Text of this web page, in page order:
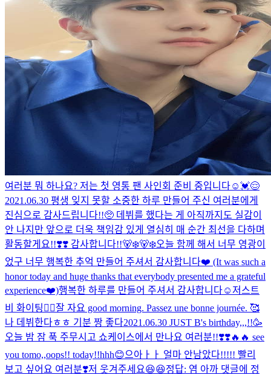
여러분 뭐 하나요? 저는 첫 영통 팬 사인회 준비 중입니다☺️💓😌
2021.06.30 평생 잊지 못할 소중한 하루 만들어 주신 여러분에게
진심으로 감사드립니다!!🥺 데뷔를 했다는 게 아직까지도 실감이
안 나지만 앞으로 더욱 책임감 있게 열심히 매 순간 최선을 다하며
활동할게요!!❣️❣️️ 감사합니다!!🐻‍❄️🐻‍❄️오늘 함께 해서 너무 영광이
었구 너무 행복한 추억 만들어 주셔서 감사합니다❤️ (It was such a
honor today and huge thanks that everybody presented me a grateful
experience❤️)행복한 하루를 만들어 주셔서 감사합니다☺️저스트
비 화이팅❤️‍🔥잘 자요 good morning. Passez une bonne journée. 🥰
나 데뷔한다ㅎㅎ 기분 짱 좋다2021.06.30 JUST B's birthday,,,!!🥳
오늘 밤 잠 푹 주무시고 쇼케이스에서 만나요 여러분!!❣️❣️🔥🔥 see
you tomo,,oops!! today!!hhh😊으아ㅏㅏ 얼마 안남았다!!!!! 빨리
보고 싶어요 여러분❣️저 웃겨주세요😆😆정답: 염 아까 댓글에 정